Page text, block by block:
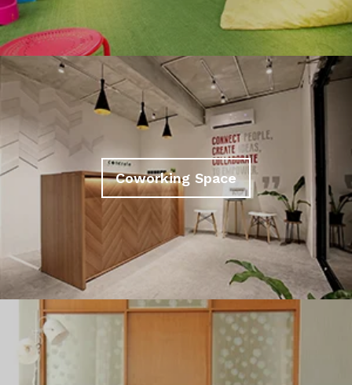
Coworking Space